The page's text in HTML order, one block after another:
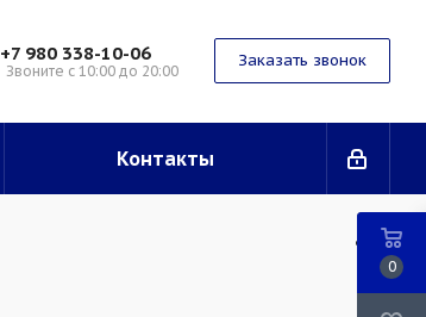
+7 980 338-10-06
Звоните с 10:00 до 20:00
Заказать звонок
Контакты
0